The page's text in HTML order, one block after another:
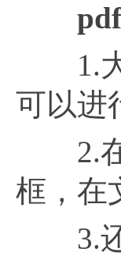
1.大
可以进
2.在
框，在
3.还